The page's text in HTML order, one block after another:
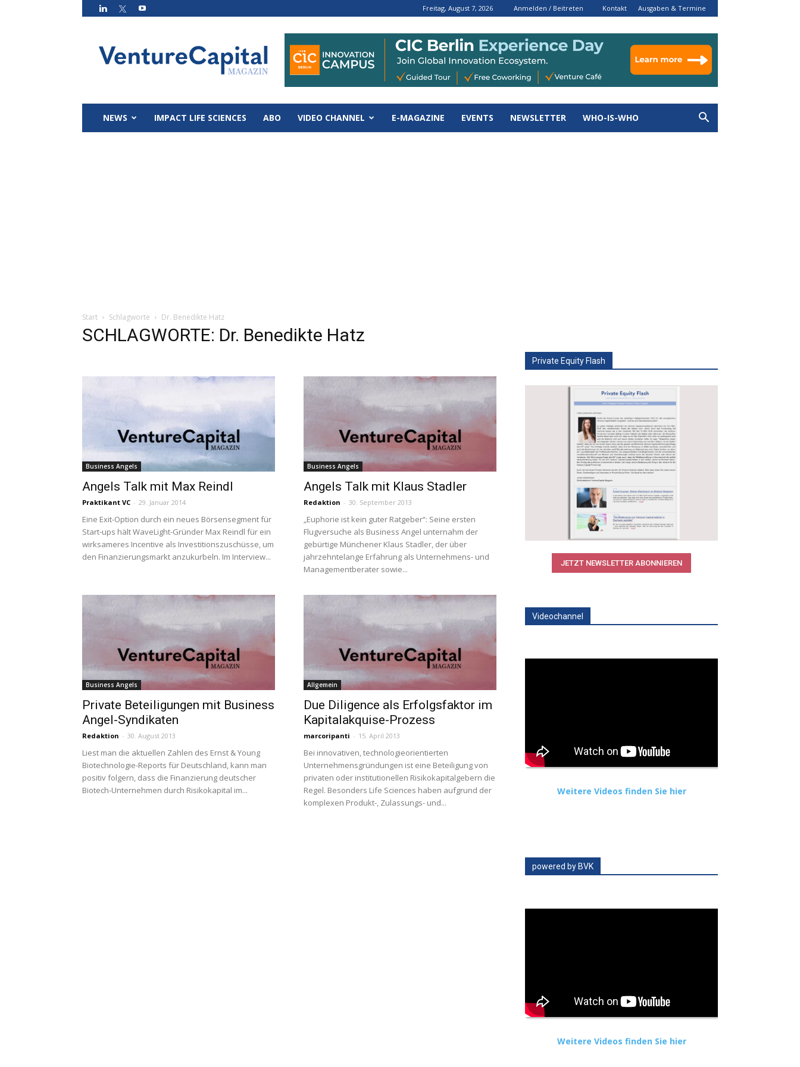
Freitag, August 7, 2026 Anmelden / Beitreten Kontakt Ausgaben & Termine
Magazin
NEWS IMPACT LIFE SCIENCES ABO VIDEO CHANNEL E-MAGAZINE EVENTS NEWSLETTER WHO-IS-WHO
Start Schlagworte Dr. Benedikte Hatz
SCHLAGWORTE: Dr. Benedikte Hatz
Business Angels
Angels Talk mit Max Reindl
Praktikant VC - 29. Januar 2014
Eine Exit-Option durch ein neues Börsensegment für
Start-ups hält WaveLight-Gründer Max Reindl für ein
wirksameres Incentive als Investitionszuschüsse, um
den Finanzierungsmarkt anzukurbeln. Im Interview...
Business Angels
Angels Talk mit Klaus Stadler
Redaktion - 30. September 2013
„Euphorie ist kein guter Ratgeber“: Seine ersten
Flugversuche als Business Angel unternahm der
gebürtige Münchener Klaus Stadler, der über
jahrzehntelange Erfahrung als Unternehmens- und
Managementberater sowie...
Business Angels
Private Beteiligungen mit Business
Angel-Syndikaten
Redaktion - 30. August 2013
Liest man die aktuellen Zahlen des Ernst & Young
Biotechnologie-Reports für Deutschland, kann man
positiv folgern, dass die Finanzierung deutscher
Biotech-Unternehmen durch Risikokapital im...
Allgemein
Due Diligence als Erfolgsfaktor im
Kapitalakquise-Prozess
marcoripanti - 15. April 2013
Bei innovativen, technologieorientierten
Unternehmensgründungen ist eine Beteiligung von
privaten oder institutionellen Risikokapitalgebern die
Regel. Besonders Life Sciences haben aufgrund der
komplexen Produkt-, Zulassungs- und...
Private Equity Flash
JETZT NEWSLETTER ABONNIEREN
Videochannel
Weitere Videos finden Sie hier
powered by BVK
Weitere Videos finden Sie hier